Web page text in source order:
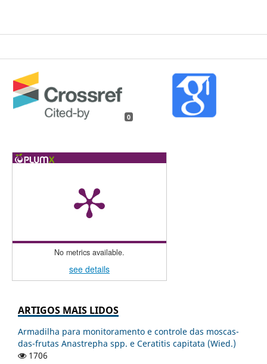
0
No metrics available.
see details
ARTIGOS MAIS LIDOS
Armadilha para monitoramento e controle das moscas-
das-frutas Anastrepha spp. e Ceratitis capitata (Wied.)
1706